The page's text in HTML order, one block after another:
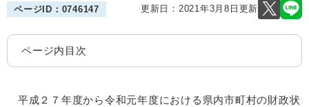
ページID：0746147 更新日：2021年3月8日更新
ページ内目次
平成２７年度から令和元年度における県内市町村の財政状